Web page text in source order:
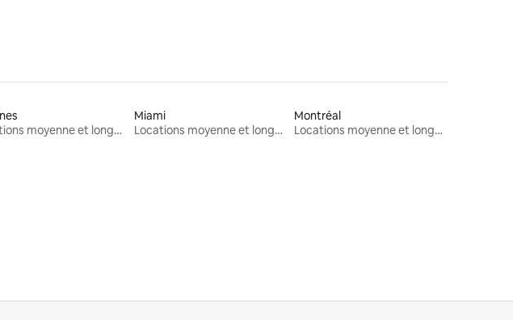
Locations moyenne et longue durée
Miami
Locations moyenne et longue durée
Montréal
Locations moyenne et longue durée